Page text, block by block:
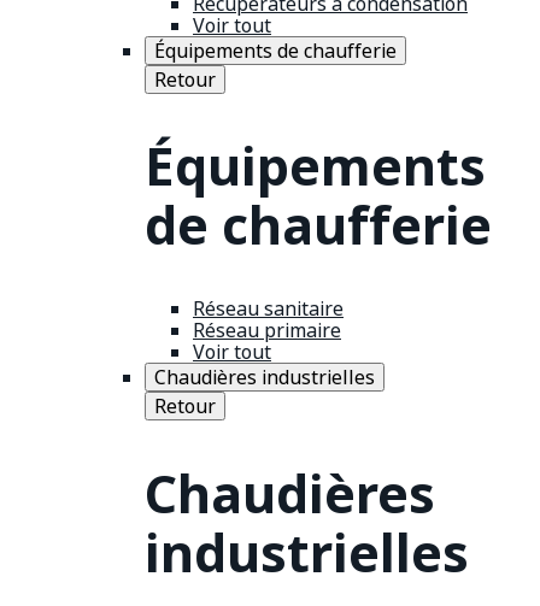
Voir tout
Équipements de chaufferie
Retour
Équipements
de chaufferie
Réseau sanitaire
Réseau primaire
Voir tout
Chaudières industrielles
Retour
Chaudières
industrielles